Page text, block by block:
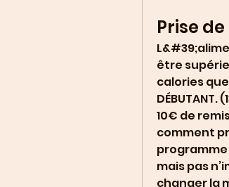
Prise
être
calories que
10€ de
comment
programme
mais pas
changer la